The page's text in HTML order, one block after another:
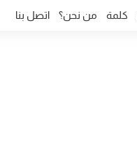
كلمة من نحن؟ اتصل بنا